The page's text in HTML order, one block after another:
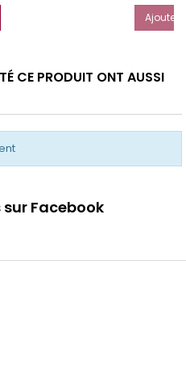
Ajouter
CE PRODUIT ONT AUSSI
Facebook